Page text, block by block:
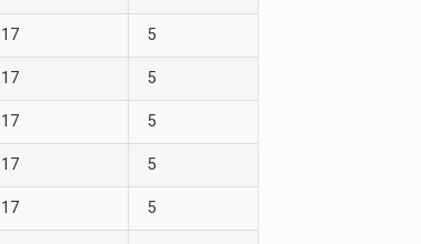
17 5
17 5
17 5
17 5
17 5